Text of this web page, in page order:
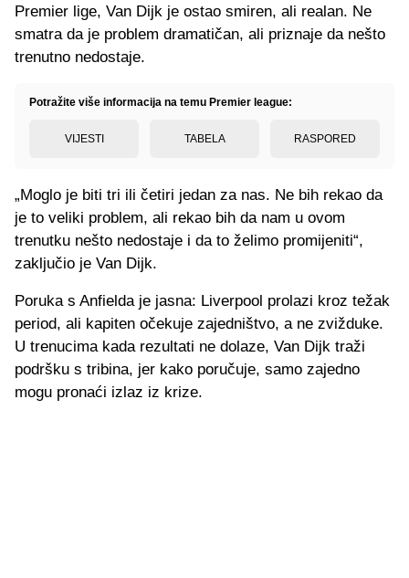
Premier lige, Van Dijk je ostao smiren, ali realan. Ne
smatra da je problem dramatičan, ali priznaje da nešto
trenutno nedostaje.
Potražite više informacija na temu Premier league:
VIJESTI TABELA RASPORED
„Moglo je biti tri ili četiri jedan za nas. Ne bih rekao da
je to veliki problem, ali rekao bih da nam u ovom
trenutku nešto nedostaje i da to želimo promijeniti“,
zaključio je Van Dijk.
Poruka s Anfielda je jasna: Liverpool prolazi kroz težak
period, ali kapiten očekuje zajedništvo, a ne zvižduke.
U trenucima kada rezultati ne dolaze, Van Dijk traži
podršku s tribina, jer kako poručuje, samo zajedno
mogu pronaći izlaz iz krize.